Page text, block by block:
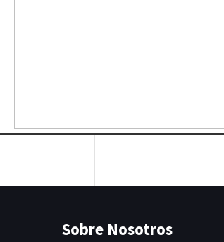
Sobre Nosotros